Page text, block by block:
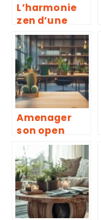
L’harmonie
zen d’une
cuisine en
gris et vert
sauge
Amenager
son open
space avec
des cactus
decoratifs :
les regles
anti-allergies